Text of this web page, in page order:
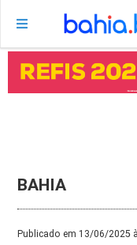
BAHIA
Publicado em 13/06/2025